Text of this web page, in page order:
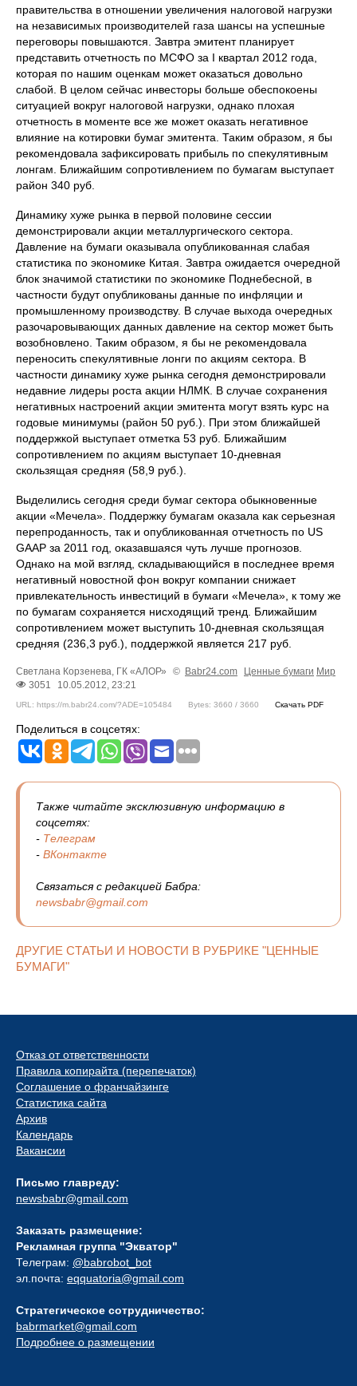
правительства в отношении увеличения налоговой нагрузки
на независимых производителей газа шансы на успешные
переговоры повышаются. Завтра эмитент планирует
представить отчетность по МСФО за I квартал 2012 года,
которая по нашим оценкам может оказаться довольно
слабой. В целом сейчас инвесторы больше обеспокоены
ситуацией вокруг налоговой нагрузки, однако плохая
отчетность в моменте все же может оказать негативное
влияние на котировки бумаг эмитента. Таким образом, я бы
рекомендовала зафиксировать прибыль по спекулятивным
лонгам. Ближайшим сопротивлением по бумагам выступает
район 340 руб.
Динамику хуже рынка в первой половине сессии
демонстрировали акции металлургического сектора.
Давление на бумаги оказывала опубликованная слабая
статистика по экономике Китая. Завтра ожидается очередной
блок значимой статистики по экономике Поднебесной, в
частности будут опубликованы данные по инфляции и
промышленному производству. В случае выхода очередных
разочаровывающих данных давление на сектор может быть
возобновлено. Таким образом, я бы не рекомендовала
переносить спекулятивные лонги по акциям сектора. В
частности динамику хуже рынка сегодня демонстрировали
недавние лидеры роста акции НЛМК. В случае сохранения
негативных настроений акции эмитента могут взять курс на
годовые минимумы (район 50 руб.). При этом ближайшей
поддержкой выступает отметка 53 руб. Ближайшим
сопротивлением по акциям выступает 10-дневная
скользящая средняя (58,9 руб.).
Выделились сегодня среди бумаг сектора обыкновенные
акции «Мечела». Поддержку бумагам оказала как серьезная
перепроданность, так и опубликованная отчетность по US
GAAP за 2011 год, оказавшаяся чуть лучше прогнозов.
Однако на мой взгляд, складывающийся в последнее время
негативный новостной фон вокруг компании снижает
привлекательность инвестиций в бумаги «Мечела», к тому же
по бумагам сохраняется нисходящий тренд. Ближайшим
сопротивлением может выступить 10-дневная скользящая
средняя (236,3 руб.), поддержкой является 217 руб.
Светлана Корзенева, ГК «АЛОР» © Babr24.com Ценные бумаги Мир
3051
10.05.2012, 23:21
URL: https://m.babr24.com/?ADE=105484 Bytes: 3660 / 3660 Скачать PDF
Поделиться в соцсетях:
Также читайте эксклюзивную информацию в
соцсетях:
- Телеграм
- ВКонтакте
Связаться с редакцией Бабра:
newsbabr@gmail.com
ДРУГИЕ СТАТЬИ И НОВОСТИ В РУБРИКЕ "ЦЕННЫЕ
БУМАГИ"
Отказ от ответственности
Правила копирайта (перепечаток)
Соглашение о франчайзинге
Статистика сайта
Архив
Календарь
Вакансии
Письмо главреду:
newsbabr@gmail.com
Заказать размещение:
Рекламная группа "Экватор"
Телеграм: @babrobot_bot
эл.почта: eqquatoria@gmail.com
Стратегическое сотрудничество:
babrmarket@gmail.com
Подробнее о размещении